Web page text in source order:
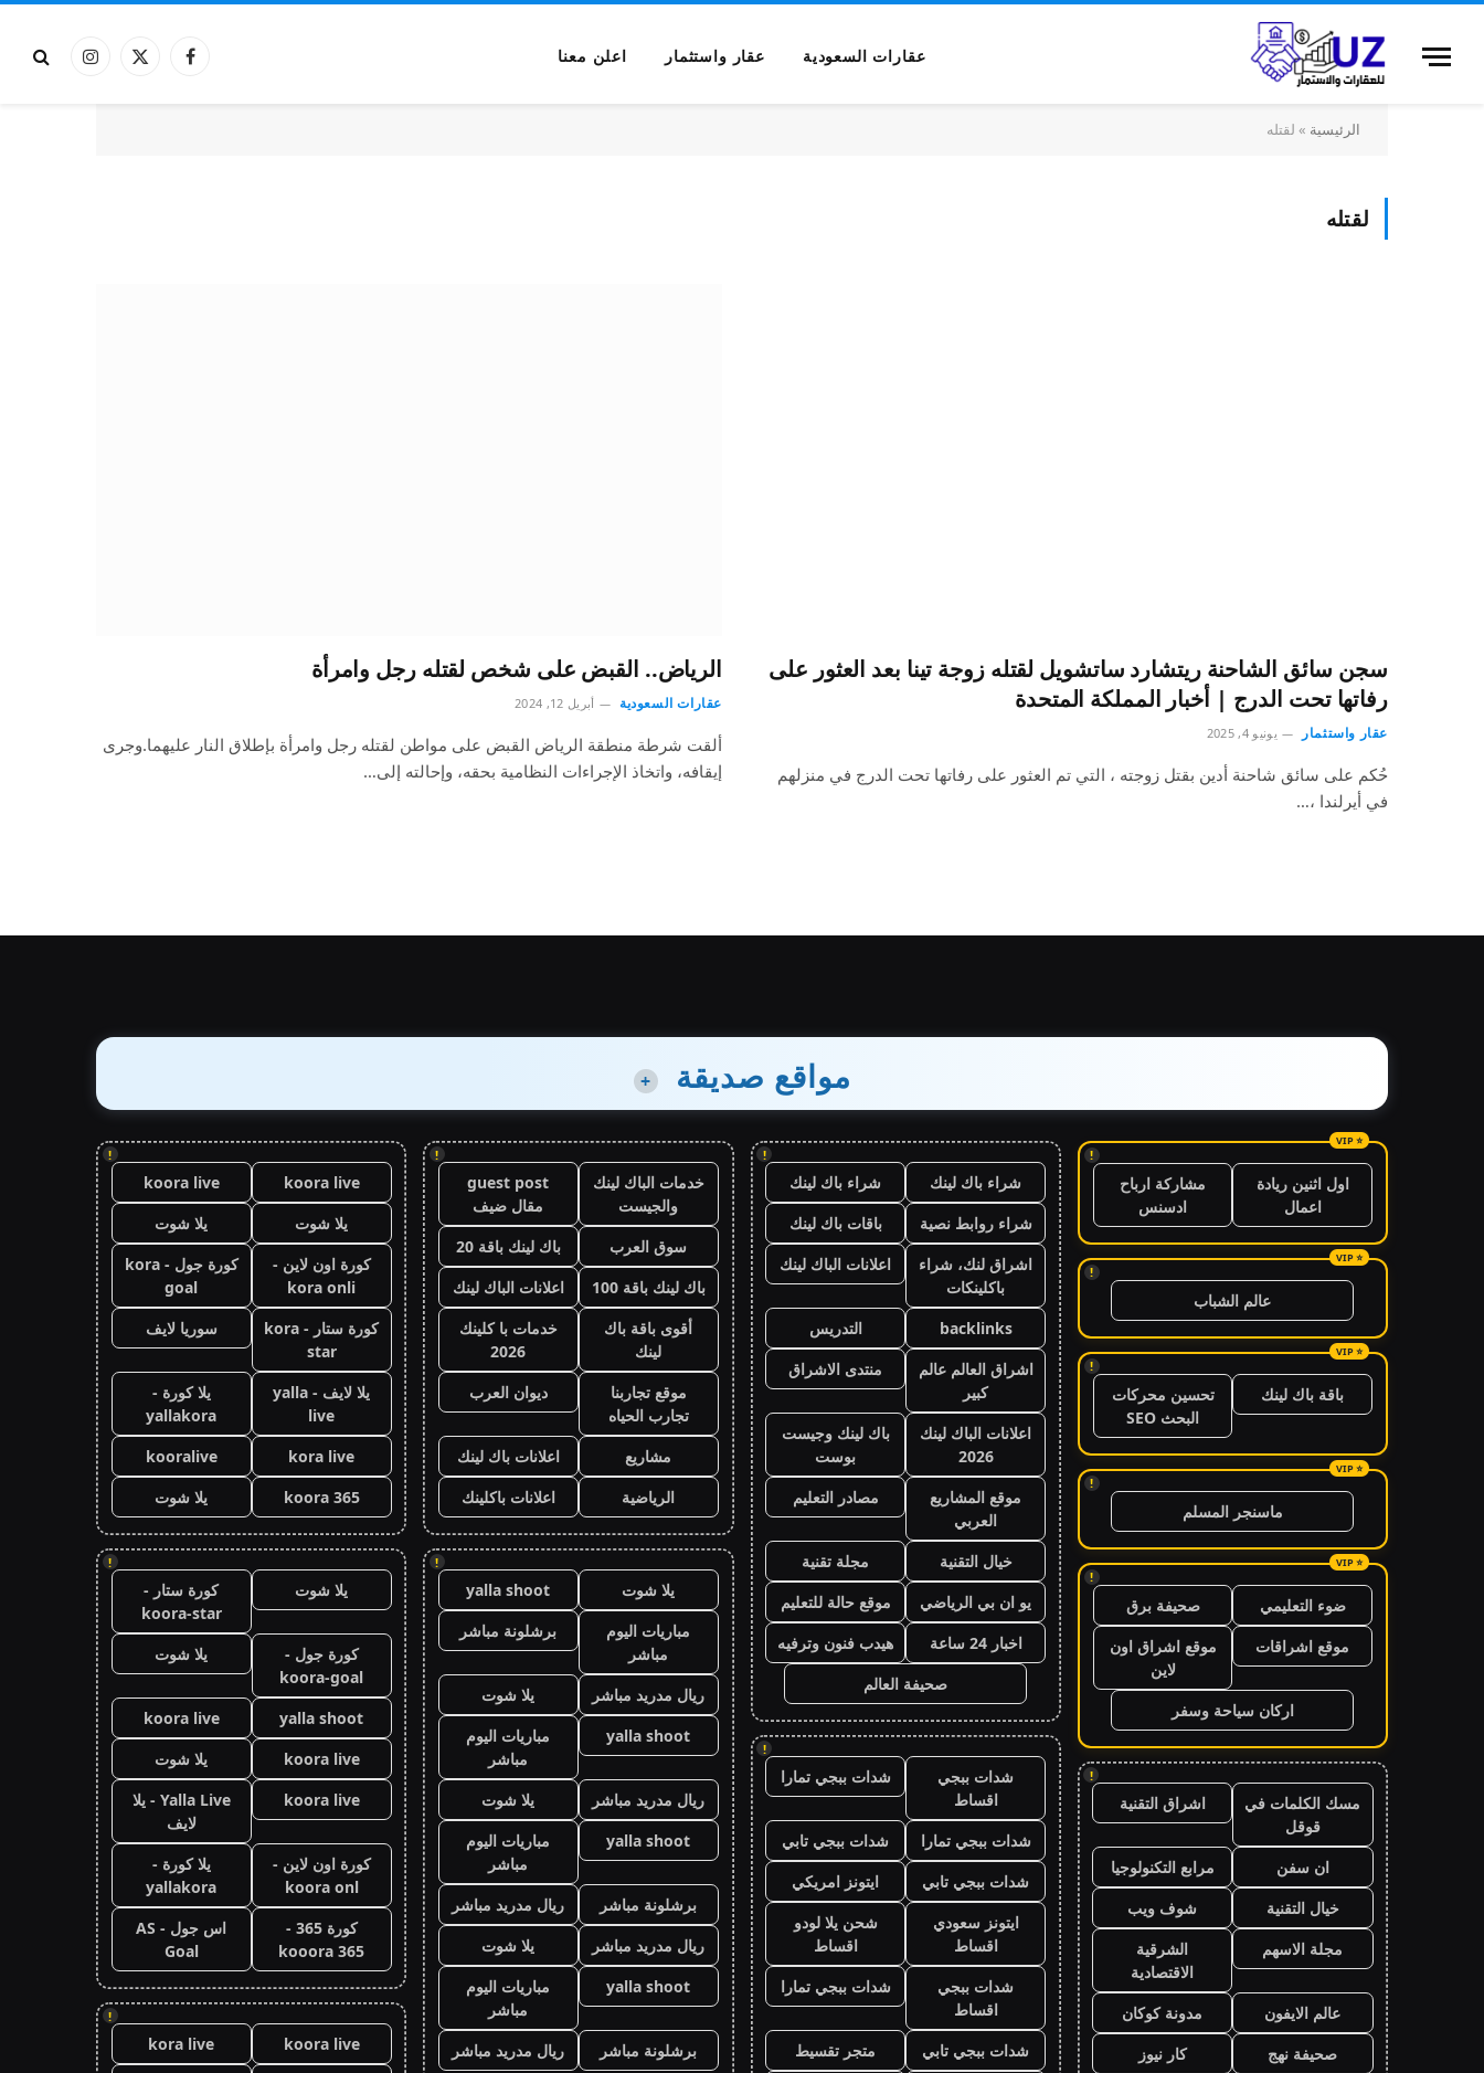
عقارات السعودية عقار واستثمار اعلن معنا فيسبوكX
الانستغرام
الرئيسية » لقتله
لقتله
سجن سائق الشاحنة ريتشارد ساتشويل لقتله زوجة تينا بعد العثور على
رفاتها تحت الدرج | أخبار المملكة المتحدة
عقار واستثمار يونيو 4, 2025
حُكم على سائق شاحنة أدين بقتل زوجته ، التي تم العثور على رفاتها تحت الدرج في منزلهم
في أيرلندا ،…
الرياض.. القبض على شخص لقتله رجل وامرأة
عقارات السعودية أبريل 12, 2024
ألقت شرطة منطقة الرياض القبض على مواطن لقتله رجل وامرأة بإطلاق النار عليهما.وجرى
إيقافه، واتخاذ الإجراءات النظامية بحقه، وإحالته إلى…
مواقع صديقة +
!
اول اثنين ريادة
اعمال
مشاركة ارباح
ادسنس
!
عالم الشباب
!
باقة باك لينك
تحسين محركات
البحث SEO
!
ماسنجر المسلم
!
ضوء التعليمي
صحيفة برق
موقع اشراقات
موقع اشراق اون
لاين
اركان سياحة وسفر
!
مسك الكلمات في
قوقل
اشراق التقنية
ان سفن
مرابع التكنولوجيا
خيال التقنية
شوف ويب
مجلة الاسهم
الشرقية
الاقتصادية
عالم الايفون
مدونة كوكان
صحيفة نهج
كار نيوز
!
شراء باك لينك
شراء باك لينك
شراء روابط نصية
باقات باك لينك
اشراق لنك، شراء
باكلينكات
اعلانات الباك لينك
backlinks
التدريس
اشراق العالم عالم
كبير
منتدى الاشراق
اعلانات الباك لينك
2026
باك لينك وجيست
بوست
موقع المشاريع
العربي
مصادر التعليم
خيال التقنية
مجلة تقنية
يو ان بي الرياضي
موقع حالة للتعليم
اخبار 24 ساعة
هيدب فنون وترفيه
صحيفة العالم
!
شدات ببجي
اقساط
شدات ببجي تمارا
شدات ببجي تمارا
شدات ببجي تابي
شدات ببجي تابي
ايتونز امريكي
ايتونز سعودي
اقساط
شحن يلا لودو
اقساط
شدات ببجي
اقساط
شدات ببجي تمارا
شدات ببجي تابي
متجر تقسيط
!
خدمات الباك لينك
والجيست
guest post
مقال ضيف
سوق العرب
باك لينك باقة 20
باك لينك باقة 100
اعلانات الباك لينك
أقوى باقة باك
لينك
خدمات با كلينك
2026
موقع تجاربنا
تجارب الحياه
ديوان العرب
مشاريع
اعلانات باك لينك
الرياضية
اعلانات باكلينك
!
يلا شوت
yalla shoot
مباريات اليوم
مباشر
برشلونة مباشر
ريال مدريد مباشر
يلا شوت
yalla shoot
مباريات اليوم
مباشر
ريال مدريد مباشر
يلا شوت
yalla shoot
مباريات اليوم
مباشر
برشلونة مباشر
ريال مدريد مباشر
ريال مدريد مباشر
يلا شوت
yalla shoot
مباريات اليوم
مباشر
برشلونة مباشر
ريال مدريد مباشر
!
koora live
koora live
يلا شوت
يلا شوت
كورة اون لاين -
kora onli
كورة جول - kora
goal
كورة ستار - kora
star
سوريا لايف
يلا لايف - yalla
live
يلا كورة -
yallakora
kora live
kooralive
koora 365
يلا شوت
!
يلا شوت
كورة ستار -
koora-star
كورة جول -
koora-goal
يلا شوت
yalla shoot
koora live
koora live
يلا شوت
koora live
Yalla Live - يلا
لايف
كورة اون لاين -
koora onl
يلا كورة -
yallakora
كورة 365 -
kooora 365
اس جول - AS
Goal
!
koora live
kora live